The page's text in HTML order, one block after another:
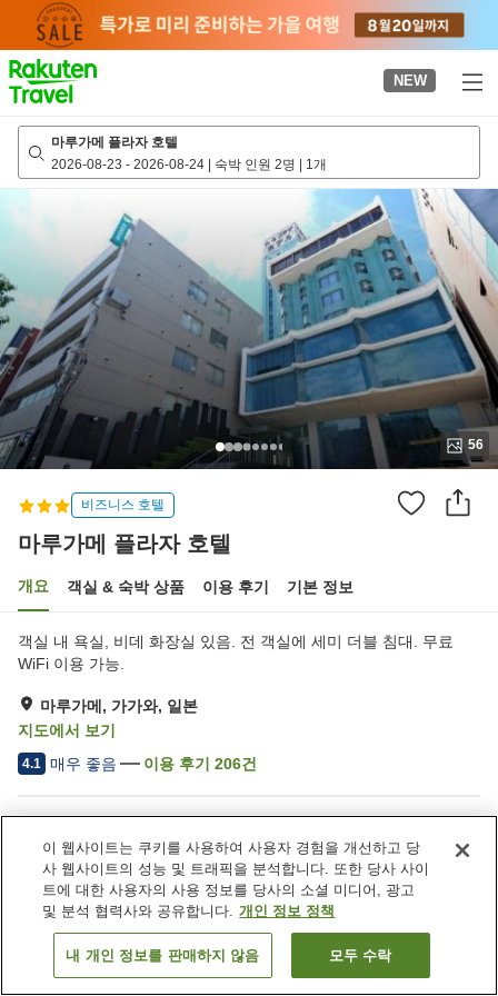
page
NEW
마루가메 플라자 호텔
2026-08-23 - 2026-08-24 | 숙박 인원 2명 | 1개
56
비즈니스 호텔
마루가메 플라자 호텔
개요 객실 & 숙박 상품 이용 후기 기본 정보
객실 내 욕실, 비데 화장실 있음. 전 객실에 세미 더블 침대. 무료
WiFi 이용 가능.
마루가메, 가가와, 일본
지도에서 보기
4.1 매우 좋음 이용 후기 206건
주차장
회의실
세탁 (유료)
택배
객실 보기
이 웹사이트는 쿠키를 사용하여 사용자 경험을 개선하고 당
사 웹사이트의 성능 및 트래픽을 분석합니다. 또한 당사 사이
트에 대한 사용자의 사용 정보를 당사의 소셜 미디어, 광고
및 분석 협력사와 공유합니다. 개인 정보 정책
내 개인 정보를 판매하지 않음 모두 수락